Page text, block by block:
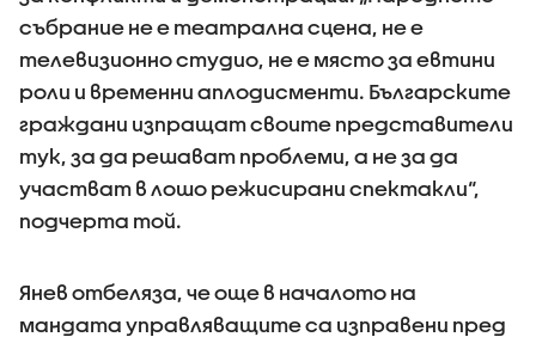
събрание не е театрална сцена, не е
телевизионно студио, не е място за евтини
роли и временни аплодисменти. Българските
граждани изпращат своите представители
тук, за да решават проблеми, а не за да
участват в лошо режисирани спектакли“,
подчерта той.
Янев отбеляза, че още в началото на
мандата управляващите са изправени пред